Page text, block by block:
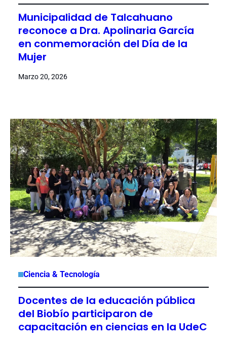
Municipalidad de Talcahuano
reconoce a Dra. Apolinaria García
en conmemoración del Día de la
Mujer
Marzo 20, 2026
Ciencia & Tecnología
Docentes de la educación pública
del Biobío participaron de
capacitación en ciencias en la UdeC